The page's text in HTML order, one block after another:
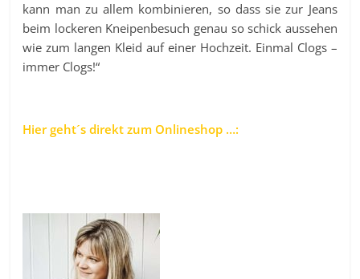
kann man zu allem kombinieren, so dass sie zur Jeans
beim lockeren Kneipenbesuch genau so schick aussehen
wie zum langen Kleid auf einer Hochzeit. Einmal Clogs –
immer Clogs!“
Hier geht´s direkt zum Onlineshop …: